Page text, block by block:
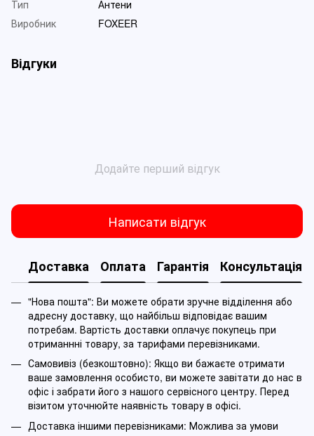
Тип
Антени
Виробник
FOXEER
Відгуки
Додайте перший відгук
Написати відгук
Доставка Оплата Гарантія Консультація
"Нова пошта": Ви можете обрати зручне відділення або
адресну доставку, що найбільш відповідає вашим
потребам. Вартість доставки оплачує покупець при
отриманнні товару, за тарифами перевізниками.
Самовивіз (безкоштовно): Якщо ви бажаєте отримати
ваше замовлення особисто, ви можете завітати до нас в
офіс і забрати його з нашого сервісного центру. Перед
візитом уточнюйте наявність товару в офісі.
Доставка іншими перевізниками: Можлива за умови